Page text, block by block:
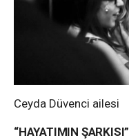
Ceyda Düvenci ailesi
“HAYATIMIN ŞARKISI”